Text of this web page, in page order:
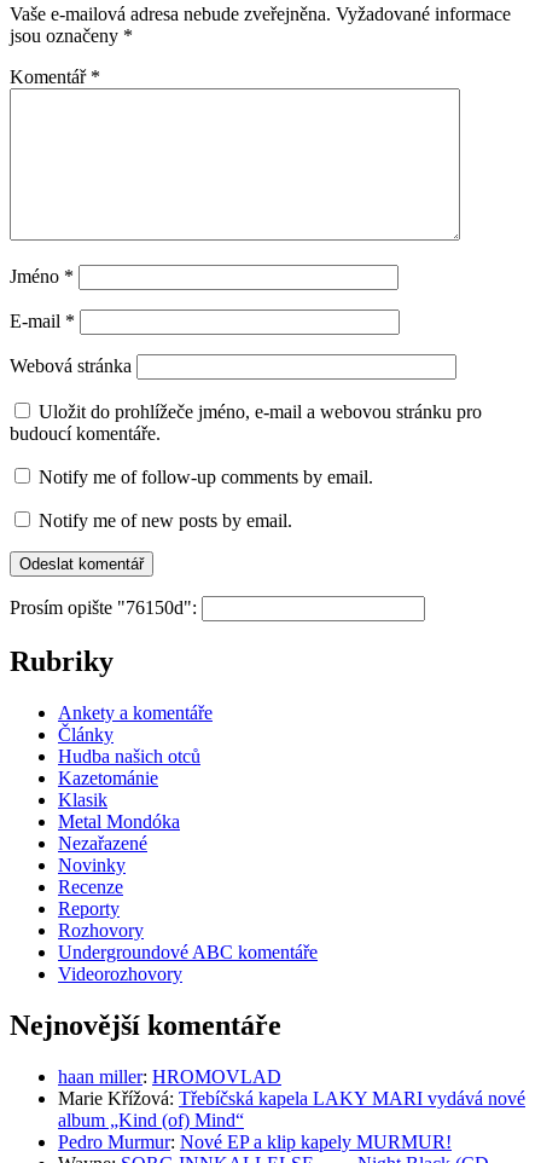
Vaše e-mailová adresa nebude zveřejněna. Vyžadované informace
jsou označeny *
Komentář *
Jméno *
E-mail *
Webová stránka
Uložit do prohlížeče jméno, e-mail a webovou stránku pro
budoucí komentáře.
Notify me of follow-up comments by email.
Notify me of new posts by email.
Prosím opište "76150d":
Rubriky
Ankety a komentáře
Články
Hudba našich otců
Kazetománie
Klasik
Metal Mondóka
Nezařazené
Novinky
Recenze
Reporty
Rozhovory
Undergroundové ABC komentáře
Videorozhovory
Nejnovější komentáře
haan miller: HROMOVLAD
Marie Křížová: Třebíčská kapela LAKY MARI vydává nové
album „Kind (of) Mind“
Pedro Murmur: Nové EP a klip kapely MURMUR!